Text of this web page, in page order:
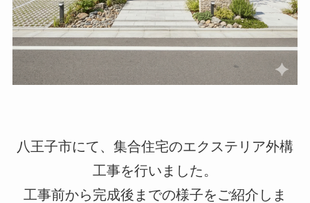
八王子市にて、集合住宅のエクステリア外構
工事を行いました。
工事前から完成後までの様子をご紹介しま